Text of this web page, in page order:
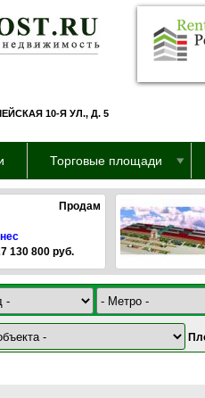
10-Я УЛ., Д. 5
Торговые площади
Продам
130 800 руб.